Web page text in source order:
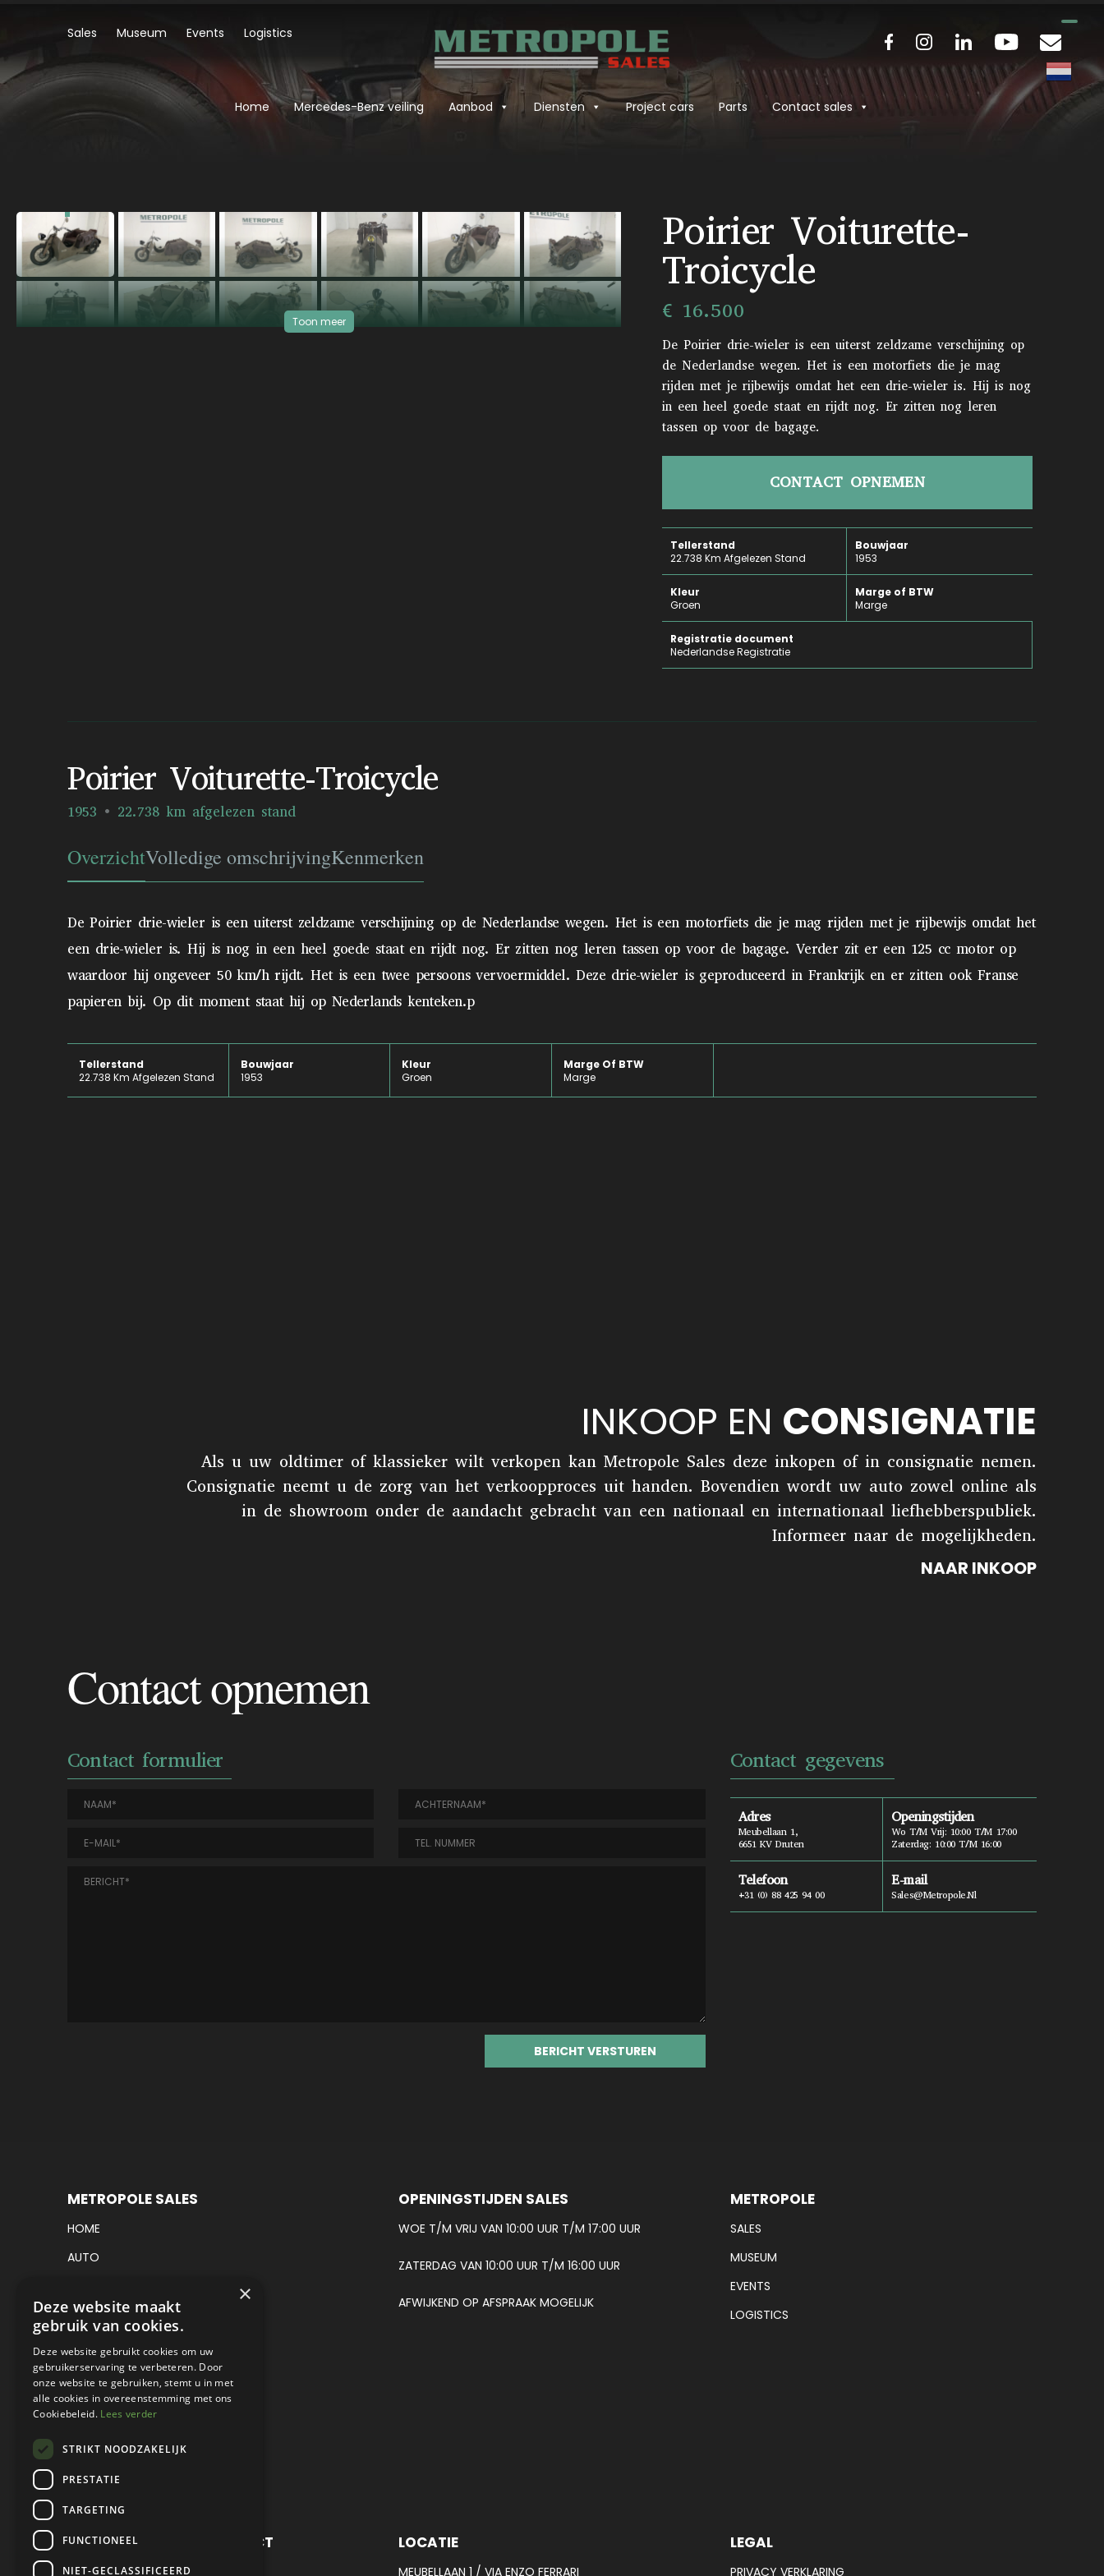
Sales Museum Events Logistics
Home Mercedes-Benz veiling Aanbod Diensten Project cars Parts Contact sales
‹ ›
Toon meer
Poirier Voiturette-
Troicycle
€ 16.500
De Poirier drie-wieler is een uiterst zeldzame verschijning op
de Nederlandse wegen. Het is een motorfiets die je mag
rijden met je rijbewijs omdat het een drie-wieler is. Hij is nog
in een heel goede staat en rijdt nog. Er zitten nog leren
tassen op voor de bagage.
CONTACT OPNEMEN
Tellerstand
22.738 Km Afgelezen Stand
Bouwjaar
1953
Kleur
Groen
Marge of BTW
Marge
Registratie document
Nederlandse Registratie
Poirier Voiturette-Troicycle
1953 22.738 km afgelezen stand
OverzichtVolledige omschrijvingKenmerken
De Poirier drie-wieler is een uiterst zeldzame verschijning op de Nederlandse wegen. Het is een motorfiets die je mag rijden met je rijbewijs omdat het
een drie-wieler is. Hij is nog in een heel goede staat en rijdt nog. Er zitten nog leren tassen op voor de bagage. Verder zit er een 125 cc motor op
waardoor hij ongeveer 50 km/h rijdt. Het is een twee persoons vervoermiddel. Deze drie-wieler is geproduceerd in Frankrijk en er zitten ook Franse
papieren bij. Op dit moment staat hij op Nederlands kenteken.p
Tellerstand
22.738 Km Afgelezen Stand
Bouwjaar
1953
Kleur
Groen
Marge Of BTW
Marge
INKOOP EN CONSIGNATIE
Als u uw oldtimer of klassieker wilt verkopen kan Metropole Sales deze inkopen of in consignatie nemen.
Consignatie neemt u de zorg van het verkoopproces uit handen. Bovendien wordt uw auto zowel online als
in de showroom onder de aandacht gebracht van een nationaal en internationaal liefhebberspubliek.
Informeer naar de mogelijkheden.
NAAR INKOOP
Contact opnemen
Contact formulier Contact gegevens
Adres
Meubellaan 1,
6651 KV Druten
Openingstijden
Wo T/m Vrij: 10:00 T/m 17:00
Zaterdag: 10:00 T/m 16:00
Telefoon
+31 (0) 88 425 94 00
E-mail
Sales@metropole.nl
METROPOLE SALES
HOME
AUTO
VERKOCHT
DETAILING
WERKPLAATS EN RESTAURATIE
PARTS
CONTACT
OPENINGSTIJDEN SALES
WOE T/M VRIJ VAN 10:00 UUR T/M 17:00 UUR
ZATERDAG VAN 10:00 UUR T/M 16:00 UUR
AFWIJKEND OP AFSPRAAK MOGELIJK
METROPOLE
SALES
MUSEUM
EVENTS
LOGISTICS
METROPOLE SALES CONTACT
TEL:+31 (0) 88 425 94 00
LOCATIE
MEUBELLAAN 1 / VIA ENZO FERRARI
LEGAL
PRIVACY VERKLARING
×
Deze website maakt
gebruik van cookies.
Deze website gebruikt cookies om uw
gebruikerservaring te verbeteren. Door
onze website te gebruiken, stemt u in met
alle cookies in overeenstemming met ons
Cookiebeleid. Lees verder
STRIKT NOODZAKELIJK
PRESTATIE
TARGETING
FUNCTIONEEL
NIET-GECLASSIFICEERD